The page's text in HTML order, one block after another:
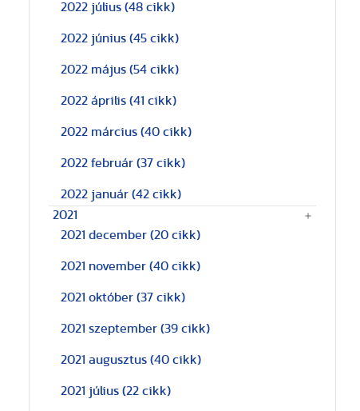
2022 július (48 cikk)
2022 június (45 cikk)
2022 május (54 cikk)
2022 április (41 cikk)
2022 március (40 cikk)
2022 február (37 cikk)
2022 január (42 cikk)
2021
2021 december (20 cikk)
2021 november (40 cikk)
2021 október (37 cikk)
2021 szeptember (39 cikk)
2021 augusztus (40 cikk)
2021 július (22 cikk)